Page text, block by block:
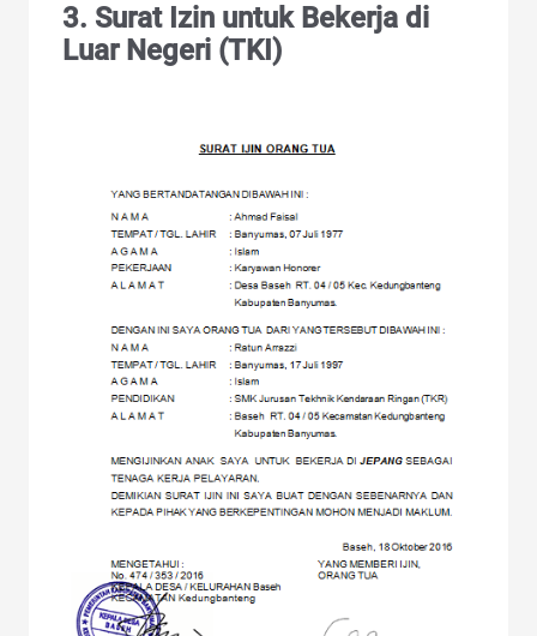
3. Surat Izin untuk Bekerja di
Luar Negeri (TKI)